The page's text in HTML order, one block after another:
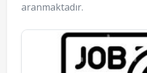
aranmaktadır.